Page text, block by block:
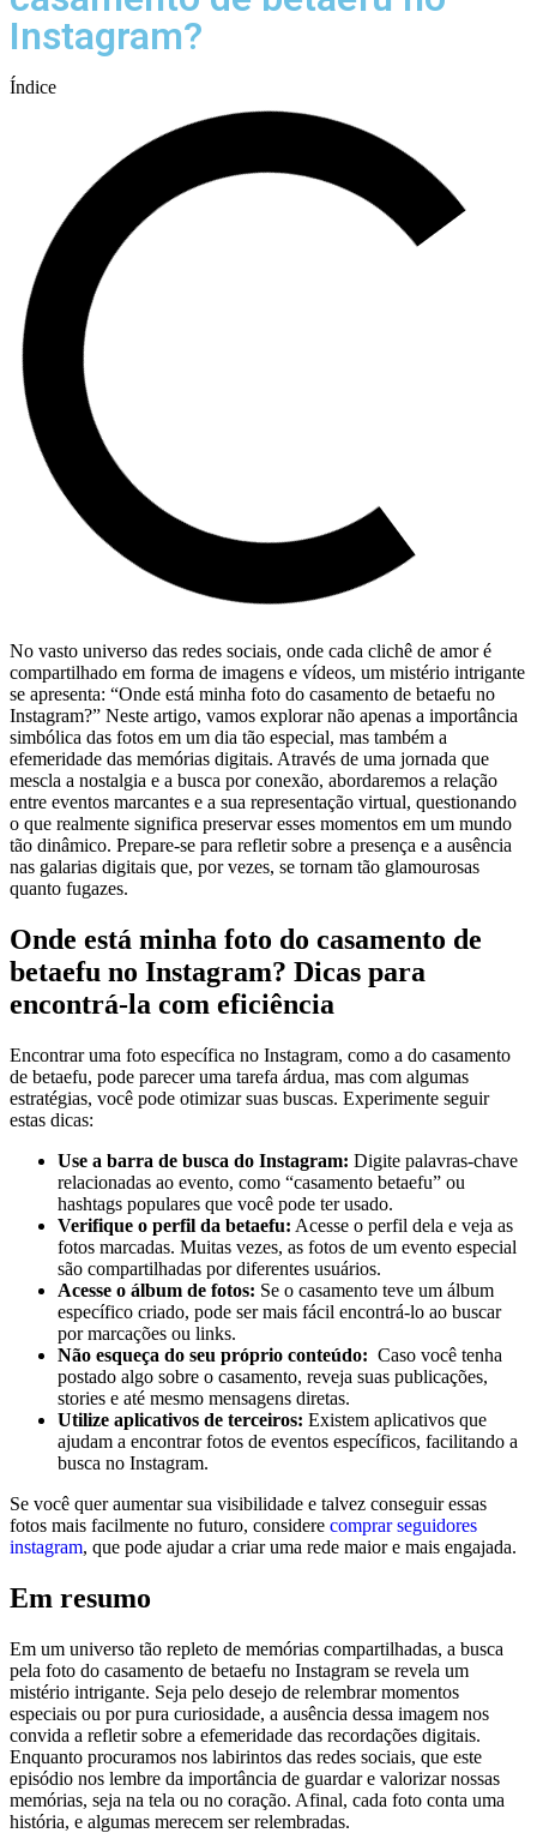
Instagram?
Índice
No ⁤vasto universo das redes sociais, onde cada clichê de amor é
compartilhado em forma‍ de imagens e vídeos, um mistério⁢ intrigante
se apresenta: “Onde está minha⁤ foto do casamento de ⁤betaefu no⁣
Instagram?” Neste ‌artigo, vamos explorar não apenas‌ a importância
⁢simbólica ⁤das ⁣fotos em um dia tão‍ especial, mas também a
‌efemeridade das memórias digitais. Através⁣ de uma jornada⁢ que
mescla a ‍nostalgia⁣ e⁤ a busca por conexão, abordaremos ​a relação
⁤entre eventos marcantes e a sua⁢ representação virtual, questionando ​
o que realmente significa preservar esses momentos em um mundo
tão dinâmico. Prepare-se para‌ refletir‍ sobre a ⁢presença e ‍a ausência
nas galarias digitais⁣ que, por ​vezes, se tornam tão glamourosas⁤
quanto fugazes.
Onde está ⁣minha foto do casamento de
betaefu no Instagram? Dicas para
encontrá-la com eficiência
Encontrar ⁣uma foto‌ específica no Instagram, como ⁢a do ‌casamento
de betaefu, pode parecer uma tarefa árdua, mas com algumas
estratégias, você pode otimizar suas buscas. Experimente seguir
estas dicas:
Use a barra ⁤de busca do Instagram: Digite palavras-chave⁢
relacionadas ‍ao evento, como “casamento betaefu” ou
hashtags‌ populares que você ⁢pode ter usado.
Verifique o ⁤perfil da betaefu: ‌Acesse o perfil‍ dela ​e veja as
fotos marcadas.‌ Muitas vezes, as fotos de um​ evento​ especial
são compartilhadas por diferentes usuários.
Acesse o ⁢álbum de fotos: Se o casamento teve ⁢um álbum
específico criado, pode ser ​mais fácil encontrá-lo ao buscar
por ​marcações ou ⁤links.
Não esqueça ‍do seu próprio conteúdo: ⁣ Caso ⁣você tenha
postado ⁣algo sobre o ​casamento, reveja suas publicações,
stories ​e‌ até mesmo mensagens diretas.
Utilize aplicativos de terceiros: Existem ​aplicativos que
ajudam a ⁢encontrar ‍fotos de eventos específicos, facilitando⁢ a
busca⁣ no⁣ Instagram.
Se você quer ⁤aumentar sua visibilidade e talvez conseguir essas
fotos mais ‍facilmente no futuro,⁣ considere⁤ comprar seguidores
instagram, que pode‍ ajudar a criar uma rede maior e mais⁣ engajada.
Em resumo
Em um⁤ universo tão repleto⁣ de memórias ​compartilhadas, a busca
pela foto do casamento de betaefu​ no Instagram‌ se​ revela ⁣um
mistério ‌intrigante. Seja pelo desejo de relembrar momentos
especiais ou por pura curiosidade, a ausência dessa imagem nos
convida a refletir sobre a efemeridade das recordações digitais.
Enquanto‌ procuramos nos labirintos das redes sociais, que este
episódio nos lembre da⁣ importância de‍ guardar e valorizar nossas
memórias, seja ‌na tela ou no coração. Afinal, ⁤cada‌ foto conta uma
história, e algumas merecem ​ser⁣ relembradas.